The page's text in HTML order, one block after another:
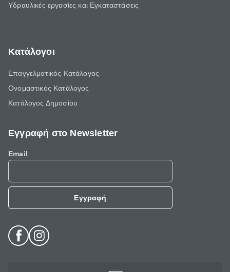
Υδραυλικές εργασίες και Εγκαταστάσεις
Κατάλογοι
Επαγγελματικός Κατάλογος
Ονομαστικός Κατάλογος
Κατάλογος Δημοσίου
Εγγραφή στο Newsletter
Email
Εγγραφή